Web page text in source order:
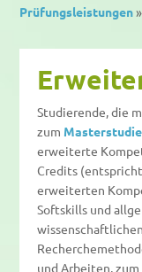
Prüfungsleistungen»
Studierende, die
zum
erweiterte
Credits
erweiterten
Softskills und
und Arbeiten,